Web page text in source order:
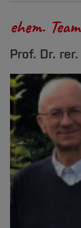
ehem.
Prof. Dr.